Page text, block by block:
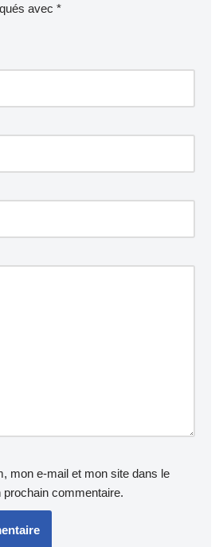
avec *
mon e-mail et mon site dans le
commentaire.